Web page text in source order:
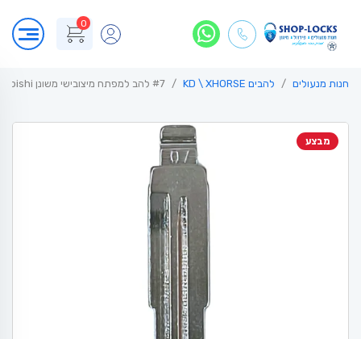
0
חנות מנעולים להבים KD \ XHORSE #7 להב למפתח מיצובישי משונן mit3 mitsubishi
מבצע